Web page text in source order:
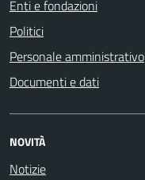
Enti e fondazioni
Politici
Personale amministrativo
Documenti e dati
NOVITÀ
Notizie